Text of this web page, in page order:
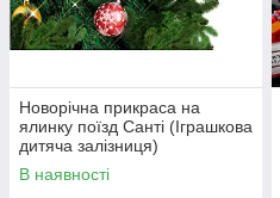
Новорічна прикраса на
ялинку поїзд Санті (Іграшкова
дитяча залізниця)
В наявності